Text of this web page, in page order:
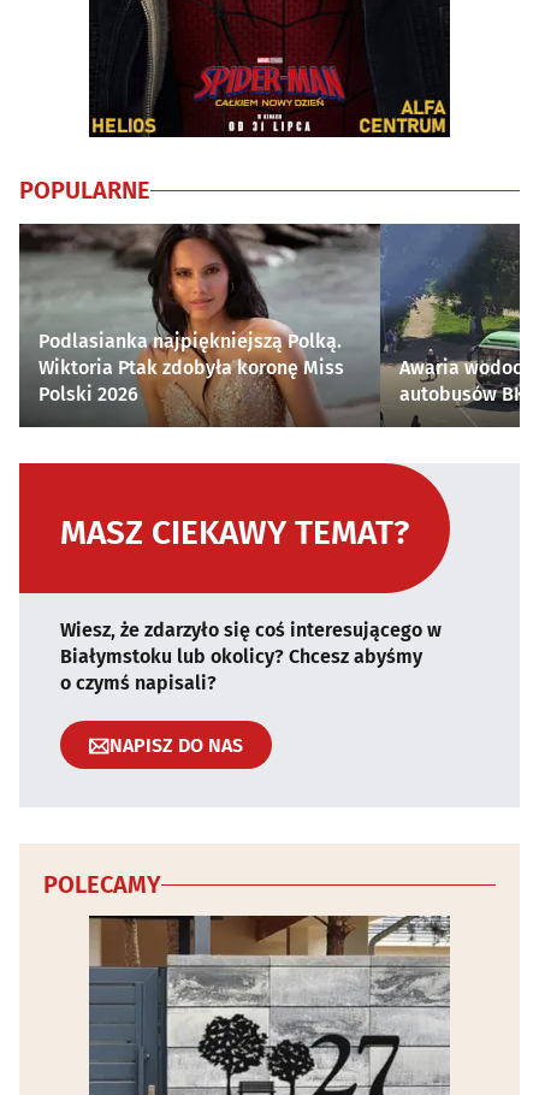
POPULARNE
Podlasianka najpiękniejszą Polką.
Wiktoria Ptak zdobyła koronę Miss
Polski 2026
Awaria
autobusów
MASZ CIEKAWY TEMAT?
Wiesz, że zdarzyło się coś interesującego w
Białymstoku lub okolicy? Chcesz abyśmy
o czymś napisali?
NAPISZ DO NAS
POLECAMY